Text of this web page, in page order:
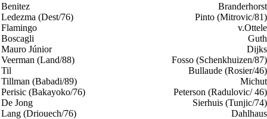
Benitez
Ledezma (Dest/76)
Flamingo
Boscagli
Mauro Júnior
Veerman (Land/88)
Til
Tillman (Babadi/89)
Perisic (Bakayoko/76)
De Jong
Lang (Driouech/76)
Branderhorst
Pinto (Mitrovic/81)
v.Ottele
Guth
Dijks
Fosso (Schenkhuizen/87)
Bullaude (Rosier/46)
Michut
Peterson (Radulovic/ 46)
Sierhuis (Tunjic/74)
Dahlhaus